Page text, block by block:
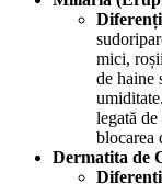
mici,
de haine
legată
blocarea
Dermatita de